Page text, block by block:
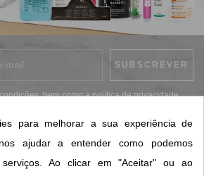
, bem como apolítica de privacidade.
para melhorar a sua experiência de
ajudar a entender como podemos
Ao clicar em "Aceitar" ou ao